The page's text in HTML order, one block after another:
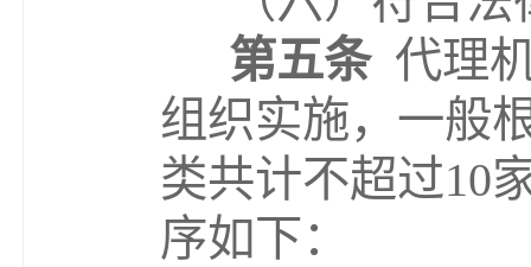
第五条 代理
组织实施，一般
类共计不超过10
序如下：